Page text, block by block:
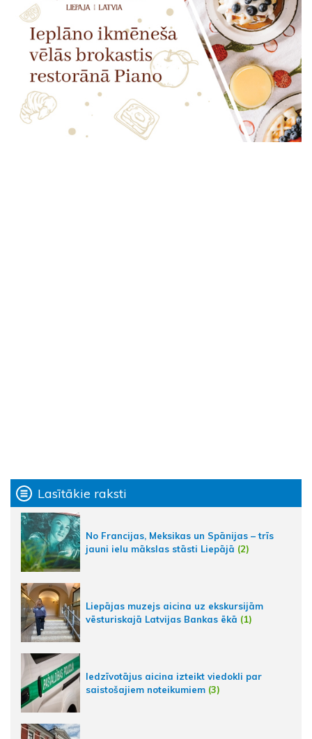
Lasītākie raksti
No Francijas, Meksikas un Spānijas – trīs
jauni ielu mākslas stāsti Liepājā (2)
Liepājas muzejs aicina uz ekskursijām
vēsturiskajā Latvijas Bankas ēkā (1)
Iedzīvotājus aicina izteikt viedokli par
saistošajiem noteikumiem (3)